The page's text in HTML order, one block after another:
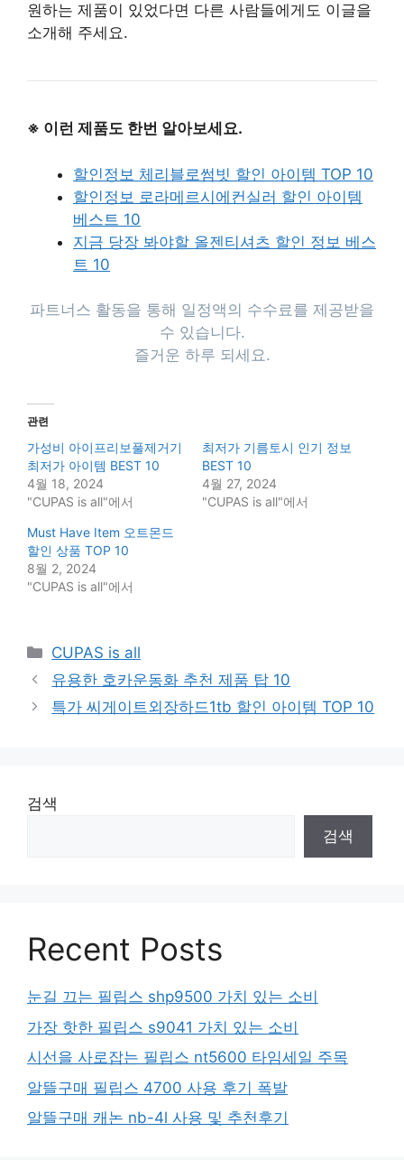
원하는 제품이 있었다면 다른 사람들에게도 이글을
소개해 주세요.
※ 이런 제품도 한번 알아보세요.
할인정보 체리블로썸빗 할인 아이템 TOP 10
할인정보 로라메르시에컨실러 할인 아이템
베스트 10
지금 당장 봐야할 올젠티셔츠 할인 정보 베스
트 10
파트너스 활동을 통해 일정액의 수수료를 제공받을
수 있습니다.
즐거운 하루 되세요.
관련
가성비 아이프리보풀제거기
최저가 아이템 BEST 10
4월 18, 2024
"CUPAS is all"에서
최저가 기름토시 인기 정보
BEST 10
4월 27, 2024
"CUPAS is all"에서
Must Have Item 오트몬드
할인 상품 TOP 10
8월 2, 2024
"CUPAS is all"에서
Categories
CUPAS is all
유용한 호카운동화 추천 제품 탑 10
특가 씨게이트외장하드1tb 할인 아이템 TOP 10
검색
검색
Recent Posts
눈길 끄는 필립스 shp9500 가치 있는 소비
가장 핫한 필립스 s9041 가치 있는 소비
시선을 사로잡는 필립스 nt5600 타임세일 주목
알뜰구매 필립스 4700 사용 후기 폭발
알뜰구매 캐논 nb-4l 사용 및 추천후기